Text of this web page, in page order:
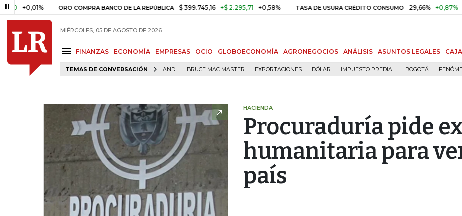
+0,01% ORO COMPRA BANCO DE LA REPÚBLICA $ 399.745,16 +$ 2.295,71 +0,58% TASA DE USURA CRÉDITO CONSUMO 29,66% +0,87%
MIÉRCOLES, 05 DE AGOSTO DE 2026
FINANZAS ECONOMÍA EMPRESAS OCIO GLOBOECONOMÍA AGRONEGOCIOS ANÁLISIS ASUNTOS LEGALES
TEMAS DE CONVERSACIÓN ANDI BRUCE MAC MASTER EXPORTACIONES DÓLAR IMPUESTO PREDIAL BOGOTÁ
HACIENDA
Procuraduría pide
humanitaria para
país